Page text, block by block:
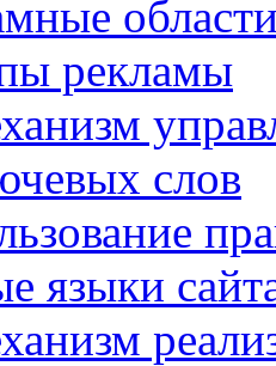
рекламы
слов
языки